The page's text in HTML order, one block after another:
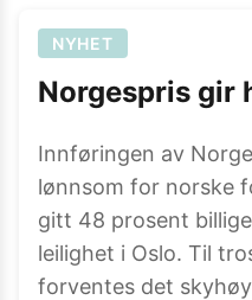
NYHET
Norgespris gir
Innføringen av
lønnsom for norske
gitt 48 prosent
leilighet i Oslo. Til
forventes det